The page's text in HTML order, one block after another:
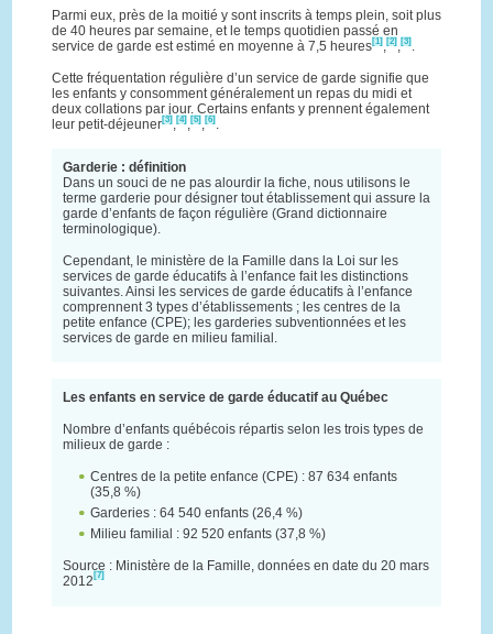
Parmi eux, près de la moitié y sont inscrits à temps plein, soit plus
de 40 heures par semaine, et le temps quotidien passé en
service de garde est estimé en moyenne à 7,5 heures[1] , [2] , [3] .
Cette fréquentation régulière d’un service de garde signifie que
les enfants y consomment généralement un repas du midi et
deux collations par jour. Certains enfants y prennent également
leur petit-déjeuner[3] , [4] , [5] , [6] .
Garderie : définition
Dans un souci de ne pas alourdir la fiche, nous utilisons le
terme garderie pour désigner tout établissement qui assure la
garde d’enfants de façon régulière (Grand dictionnaire
terminologique).
Cependant, le ministère de la Famille dans la Loi sur les
services de garde éducatifs à l’enfance fait les distinctions
suivantes. Ainsi les services de garde éducatifs à l’enfance
comprennent 3 types d’établissements ; les centres de la
petite enfance (CPE); les garderies subventionnées et les
services de garde en milieu familial.
Les enfants en service de garde éducatif au Québec
Nombre d’enfants québécois répartis selon les trois types de
milieux de garde :
Centres de la petite enfance (CPE) : 87 634 enfants
(35,8 %)
Garderies : 64 540 enfants (26,4 %)
Milieu familial : 92 520 enfants (37,8 %)
Source : Ministère de la Famille, données en date du 20 mars
2012 [7]